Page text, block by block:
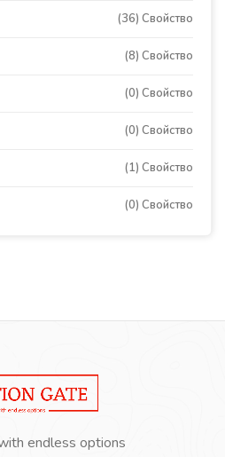
(36) Свойство
(8) Свойство
(0) Свойство
(0) Свойство
(1) Свойство
(0) Свойство
endless options